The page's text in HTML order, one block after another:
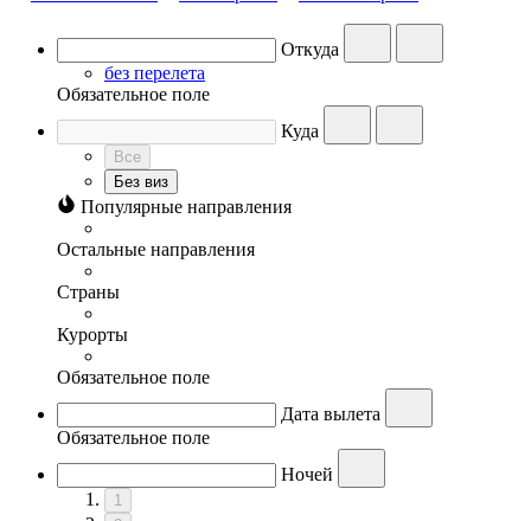
Откуда
без перелета
Обязательное поле
Куда
Все
Без виз
Популярные направления
Остальные направления
Страны
Курорты
Обязательное поле
Дата вылета
Обязательное поле
Ночей
1